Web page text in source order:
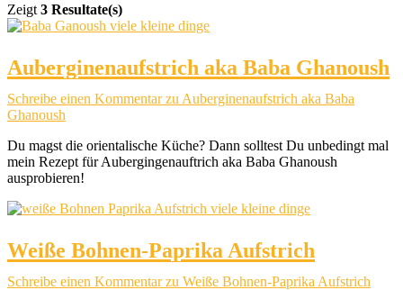
Zeigt 3 Resultate(s)
Auberginenaufstrich aka Baba Ghanoush
Schreibe einen Kommentarzu Auberginenaufstrich aka Baba
Ghanoush
Du magst die orientalische Küche? Dann solltest Du unbedingt mal
mein Rezept für Aubergingenauftrich aka Baba Ghanoush
ausprobieren!
Weiße Bohnen-Paprika Aufstrich
Schreibe einen Kommentarzu Weiße Bohnen-Paprika Aufstrich